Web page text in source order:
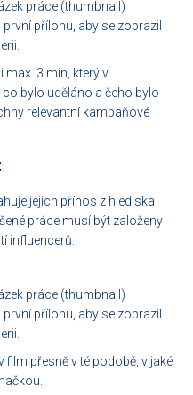
práce (thumbnail)
přílohu, aby se zobrazil
max. 3 min, který v
bylo uděláno a čeho bylo
relevantní kampaňové
jejich přínos z hlediska
práce musí být založeny
influencerů.
práce (thumbnail)
přílohu, aby se zobrazil
přesně v té podobě, v jaké